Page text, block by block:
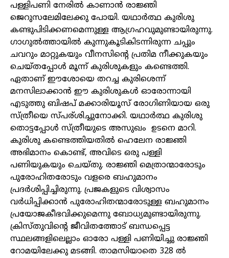
പള്ളിപണി നേരിൽ കാണാൻ രാജ്ഞി
ജെറുസലേമിലേക്കു പോയി. യഥാർത്ഥ കുരിശു
കണ്ടുപിടിക്കണമെന്നുള്ള ആഗ്രഹവുമുണ്ടായിരുന്നു.
ഗാഗുൽത്തായിൽ കുന്നുകൂടികിടന്നിരുന്ന ചപ്പും
ചവറും മാറ്റുകയും വീനസിന്റെ പ്രതിമ നീക്കുകയും
ചെയ്തപ്പോൾ മൂന്ന് കുരിശുകളും കണ്ടെത്തി.
ഏതാണ് ഈശോയെ തറച്ച കുരിശെന്ന്
മനസിലാക്കാൻ ഈ കുരിശുകൾ ഓരോന്നായി
എടുത്തു ബിഷപ് മക്കാരിയൂസ് രോഗിണിയായ ഒരു
സ്ത്രീയെ സ്പര്ശിച്ചുനോക്കി. യഥാർത്ഥ കുരിശു
തൊട്ടപ്പോൾ സ്ത്രീയുടെ അസുഖം ഉടനെ മാറി.
കുരിശു കണ്ടെത്തിയതിൽ ഹെലേന രാജ്ഞി
അഭിമാനം കൊണ്ട്, അവിടെ ഒരു പള്ളി
പണിയുകയും ചെയ്തു. രാജ്ഞി മെത്രാന്മാരോടും
പുരോഹിതരോടും വളരെ ബഹുമാനം
പ്രദർശിപ്പിച്ചിരുന്നു. പ്രജകളുടെ വിശ്വാസം
വർധിപ്പിക്കാൻ പുരോഹിതന്മാരോടുള്ള ബഹുമാനം
പ്രയോജകീഭവിക്കുമെന്നു ബോധ്യമുണ്ടായിരുന്നു.
ക്രിസ്തുവിന്റെ ജീവിതത്തോട് ബന്ധപ്പെട്ട
സ്ഥലങ്ങളിലെല്ലാം ഓരോ പള്ളി പണിയിച്ചു രാജ്ഞി
റോമയിലേക്കു മടങ്ങി. താമസിയാതെ 328 ൽ